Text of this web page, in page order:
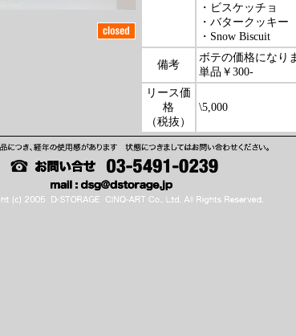
・ビスケッチョ
・バタークッキー
・Snow Biscuit
備考
ボテの価格になり
単品￥300-
リース価
格
（税抜）
\5,000